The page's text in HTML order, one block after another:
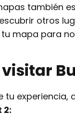
también
otros
tu mapa para
tu experiencia,
2: